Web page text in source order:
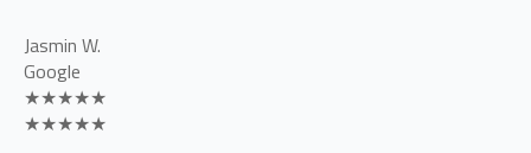
Jasmin W.
Google
★★★★★
★★★★★